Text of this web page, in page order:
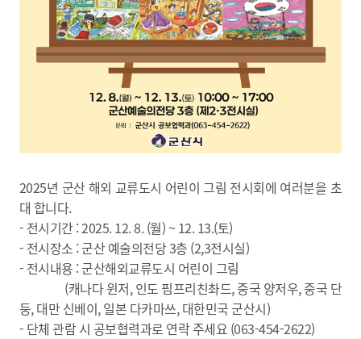
2025년 군산 해외 교류도시 어린이 그림 전시회에 여러분을 초
대 합니다.
- 전시기간 : 2025. 12. 8. (월) ~ 12. 13.(토)
- 전시장소 : 군산 예술의전당 3층 (2,3전시실)
- 전시내용 : 군산해외교류도시 어린이 그림
(캐나다 윈저, 인도 핌프리친촤드, 중국 양저우, 중국 단
둥, 대만 신베이, 일본 다카마쓰, 대한민국 군산시)
- 단체 관람 시 공보협력과로 연락 주세요 (063-454-2622)